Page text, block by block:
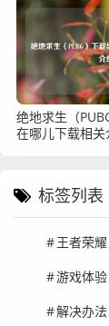
绝地求生（
在哪儿下载相关
标签列表
王者荣耀
游戏体验
解决办法